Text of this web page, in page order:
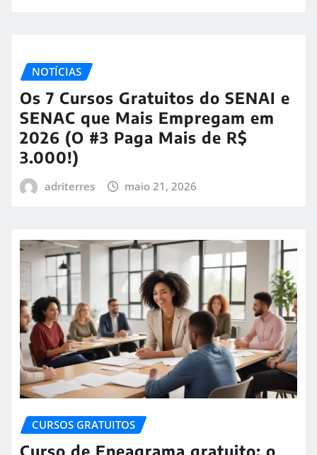
NOTÍCIAS
Os 7 Cursos Gratuitos do SENAI e
SENAC que Mais Empregam em
2026 (O #3 Paga Mais de R$
3.000!)
adriterres maio 21, 2026
CURSOS GRATUITOS
Curso de Eneagrama gratuito: o